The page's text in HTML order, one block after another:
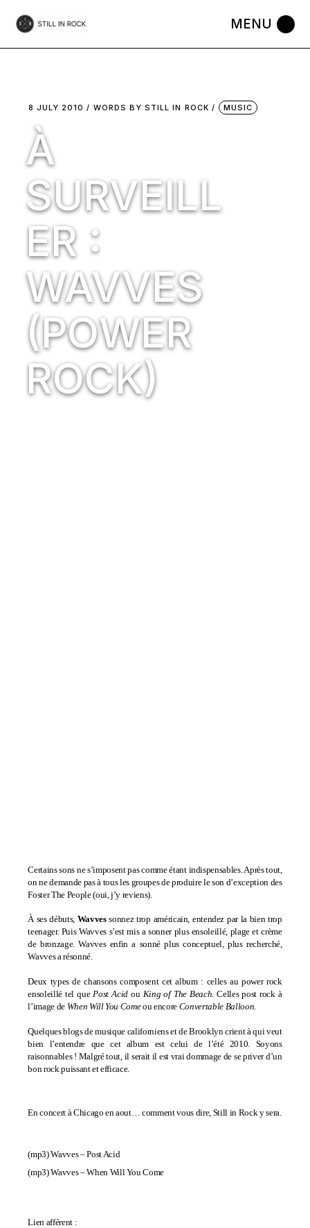
the
8 JULY 2010 WORDS BY STILL IN ROCK MUSIC
À
SURVEILL
ER :
WAVVES
(POWER
ROCK)
Certains sons ne s’imposent pas comme étant indispensables. Après tout,
on ne demande pas à tous les groupes de produire le son d’exception des
Foster The People(oui, j’y reviens).
À ses débuts, Wavvessonnez trop américain, entendez par la bien trop
teenager. Puis Wavves s’est mis a sonner plus ensoleillé, plage et crème
de bronzage. Wavves enfin a sonné plus conceptuel, plus recherché,
Wavves a résonné.
Deux types de chansons composent cet album : celles au power rock
ensoleillé tel quePost Acidou King of The Beach. Celles post rock à
l’image de When Will You Comeou encore Convertable Balloon.
Quelques blogs de musique californiens et de Brooklyn crient à qui veut
bien l’entendre que cet album est celui de l’été 2010. Soyons
raisonnables ! Malgré tout, il serait il est vrai dommage de se priver d’un
bon rock puissant et efficace.
En concert à Chicago en aout… comment vous dire, Still in Rock y sera.
(mp3)Wavves – Post Acid
(mp3)Wavves – When Will You Come
Lien afférent :